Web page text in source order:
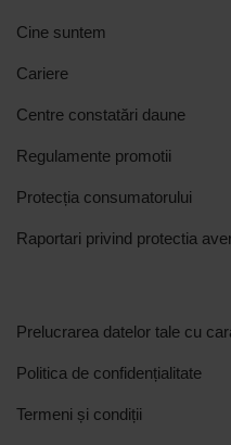
Cine suntem
Cariere
Centre constatări daune
Regulamente promotii
Protecția consumatorului
Raportari privind protectia
Prelucrarea datelor tale cu
Politica de confidențialitate
Termeni și condiții